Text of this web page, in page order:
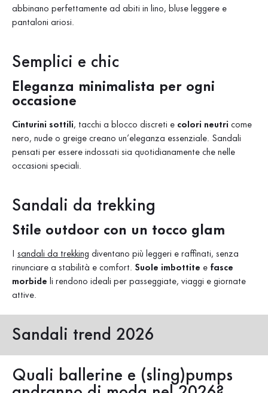
abbinano perfettamente ad abiti in lino, bluse leggere e
pantaloni ariosi.
Semplici e chic
Eleganza minimalista per ogni
occasione
Cinturini sottili, tacchi a blocco discreti e colori neutri come
nero, nude o greige creano un’eleganza essenziale. Sandali
pensati per essere indossati sia quotidianamente che nelle
occasioni speciali.
Sandali da trekking
Stile outdoor con un tocco glam
sandali da trekking diventano più leggeri e raffinati, senza
rinunciare a stabilità e comfort. Suole imbottite e fasce
morbide li rendono ideali per passeggiate, viaggi e giornate
attive.
Sandali trend 2026
Quali ballerine e (sling)pumps